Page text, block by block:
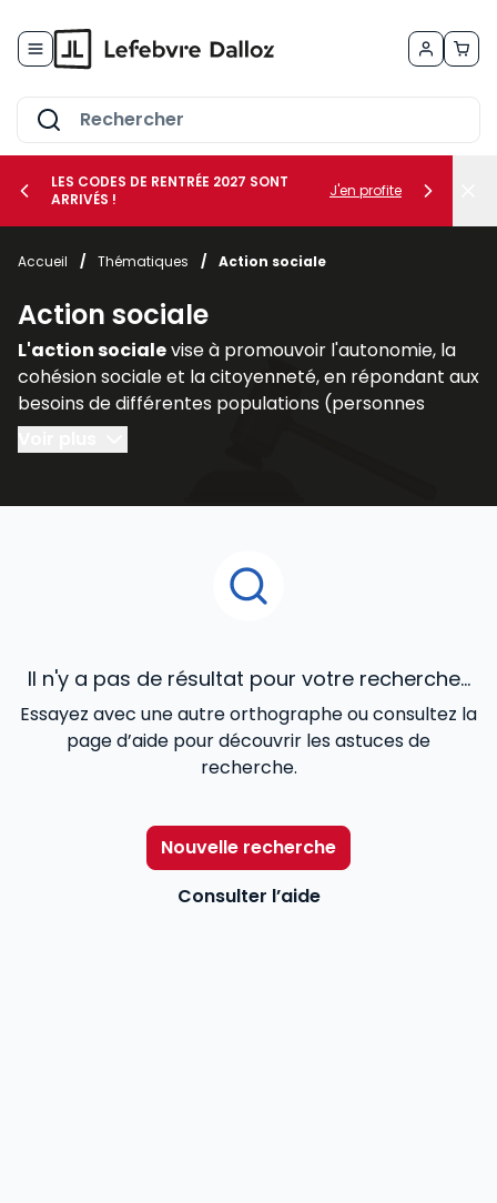
le sous-menu Vos métiers
le sous-menu Vos besoins
LES CODES DE RENTRÉE 2027 SONT
ARRIVÉS !
J'en profite
Accueil / Thématiques / Action sociale
Action sociale
L'action socialevise à promouvoir l'autonomie, la
cohésion sociale et la citoyenneté, en répondant aux
besoins de différentes populations (personnes
handicapées, personnes âgées, familles
vulnérables).
Pour aider les professionnels du secteur –
mieux remplir leurs missions,
accompagne avec une information utile et
temps réel, des exemples de bonnes pratiques…
Il n'y a pas de résultat pour votre recherche...
Essayez avec une autre orthographe ou consultez la
page d’aide pour découvrir les astuces de
recherche.
Nouvelle recherche
Consulter l’aide